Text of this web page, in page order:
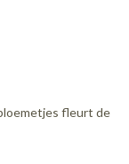
fleurt de